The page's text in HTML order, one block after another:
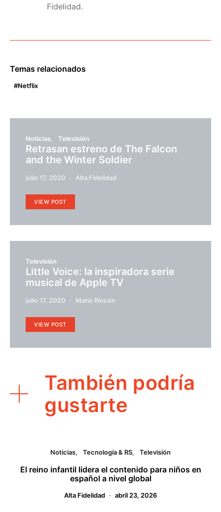
Fidelidad.
Temas relacionados
Netflix
Noticias Televisión
Retrasan estreno de The Falcon
and the Winter Soldier
julio 17, 2020 Alta Fidelidad
VIEW POST
Televisión
Little Voice: la inspiradora serie
musical de Apple TV
julio 17, 2020 Mario Rincón
VIEW POST
También podría
gustarte
Noticias Tecnología & RS Televisión
El reino infantil lidera el contenido para niños en
español a nivel global
Alta Fidelidad abril 23, 2026